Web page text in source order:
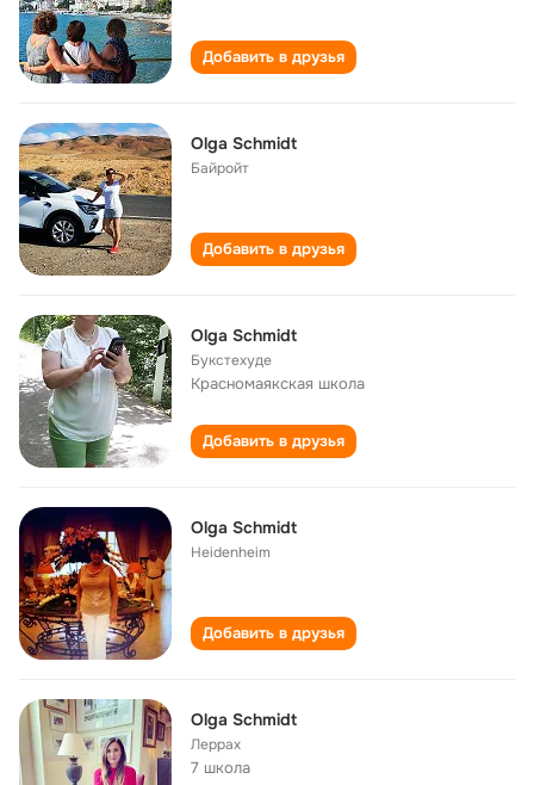
Добавить в друзья
Olga Schmidt
Байройт
Добавить в друзья
Olga Schmidt
Букстехуде
Красномаякская школа
Добавить в друзья
Olga Schmidt
Heidenheim
Добавить в друзья
Olga Schmidt
Леррах
7 школа